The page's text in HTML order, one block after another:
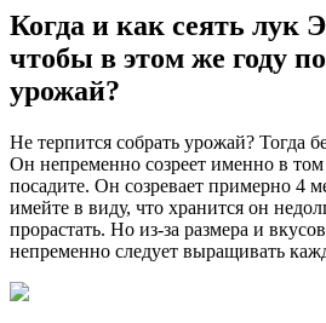
Когда и как сеять лук
чтобы в этом же году
урожай?
Не терпится собрать урожай? Тогда
Он непременно созреет именно в
посадите. Он созревает примерно 4
имейте в виду, что хранится он
прорастать. Но из-за размера и
непременно следует выращивать